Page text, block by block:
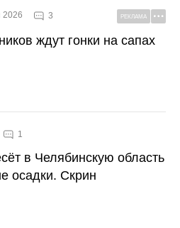
2026 3 РЕКЛАМА
ждут гонки на сапах
1
в Челябинскую область
осадки. Скрин